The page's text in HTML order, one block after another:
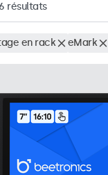
résultats
en rack eMark